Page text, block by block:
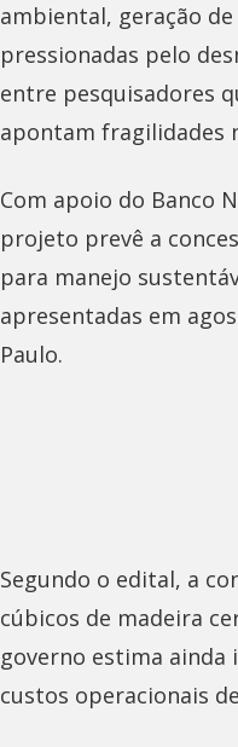
ambiental, geração
pressionadas pelo
entre pesquisadores
apontam fragilidades
Com apoio do Banco
projeto prevê a
para manejo
apresentadas em
Paulo.
Segundo o edital, a
cúbicos de madeira
governo estima
custos operacionais